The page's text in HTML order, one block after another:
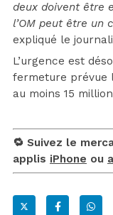
deux doivent être
l’OM peut être un
expliqué le
L’urgence est
fermeture prévue
au moins 15
🔁 Suivez le
applis iPhone ou